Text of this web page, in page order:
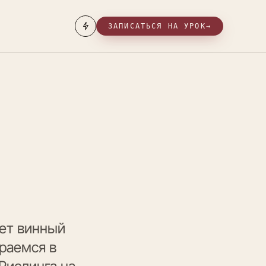
ЗАПИСАТЬСЯ НА УРОК→
винный
в